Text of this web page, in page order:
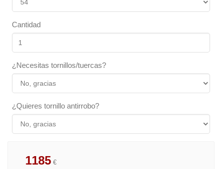
Cantidad
¿Necesitas tornillos/tuercas?
¿Quieres tornillo antirrobo?
1185 €